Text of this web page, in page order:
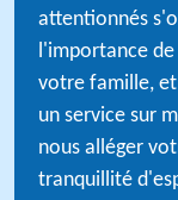
attentionnés
l'importance
votre famille, et
un service sur
nous alléger
tranquillité